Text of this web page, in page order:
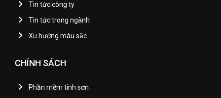
Tin tức công ty
Tin tức trong ngành
Xu hướng màu sắc
CHÍNH SÁCH
Phần mềm tính sơn